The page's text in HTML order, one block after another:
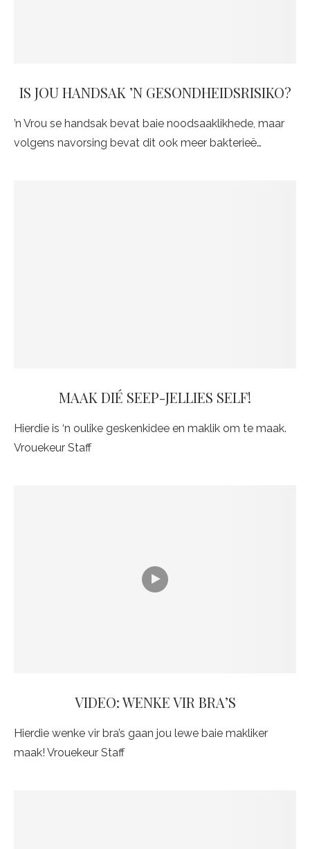
IS JOU HANDSAK ’N GESONDHEIDSRISIKO?
’n Vrou se handsak bevat baie noodsaaklikhede, maar
volgens navorsing bevat dit ook meer bakterieë…
MAAK DIÉ SEEP-JELLIES SELF!
Hierdie is ‘n oulike geskenkidee en maklik om te maak.
Vrouekeur Staff
VIDEO: WENKE VIR BRA’S
Hierdie wenke vir bra’s gaan jou lewe baie makliker
maak! Vrouekeur Staff